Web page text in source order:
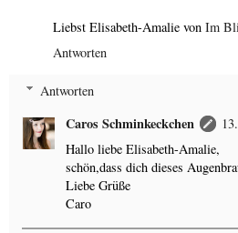
Liebst Elisabeth-Amalie von Im
Antworten
Antworten
Caros Schminkeckchen
Hallo liebe Elisabeth-Amalie,
schön,dass dich dieses
Liebe Grüße
Caro